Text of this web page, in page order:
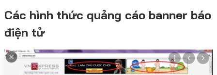
Các hình thức quảng cáo banner báo
điện tử